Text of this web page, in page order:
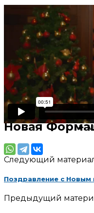
Поделиться
В избранное
Смотреть позже
Александр
вице-
Новая
Следующий
Поздравление с Новым
Предыдущий